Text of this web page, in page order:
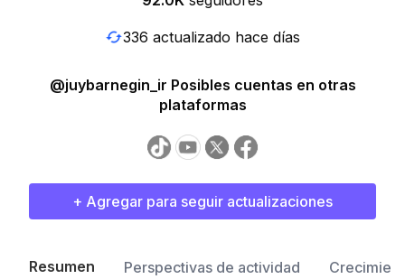
336 actualizado hace días
@juybarnegin_ir Posibles cuentas en otras
plataformas
+ Agregar para seguir actualizaciones
Resumen Perspectivas de actividad